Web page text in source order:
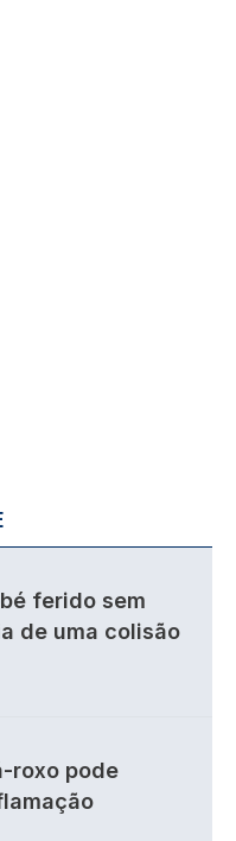
ferido sem
de uma colisão
roxo pode